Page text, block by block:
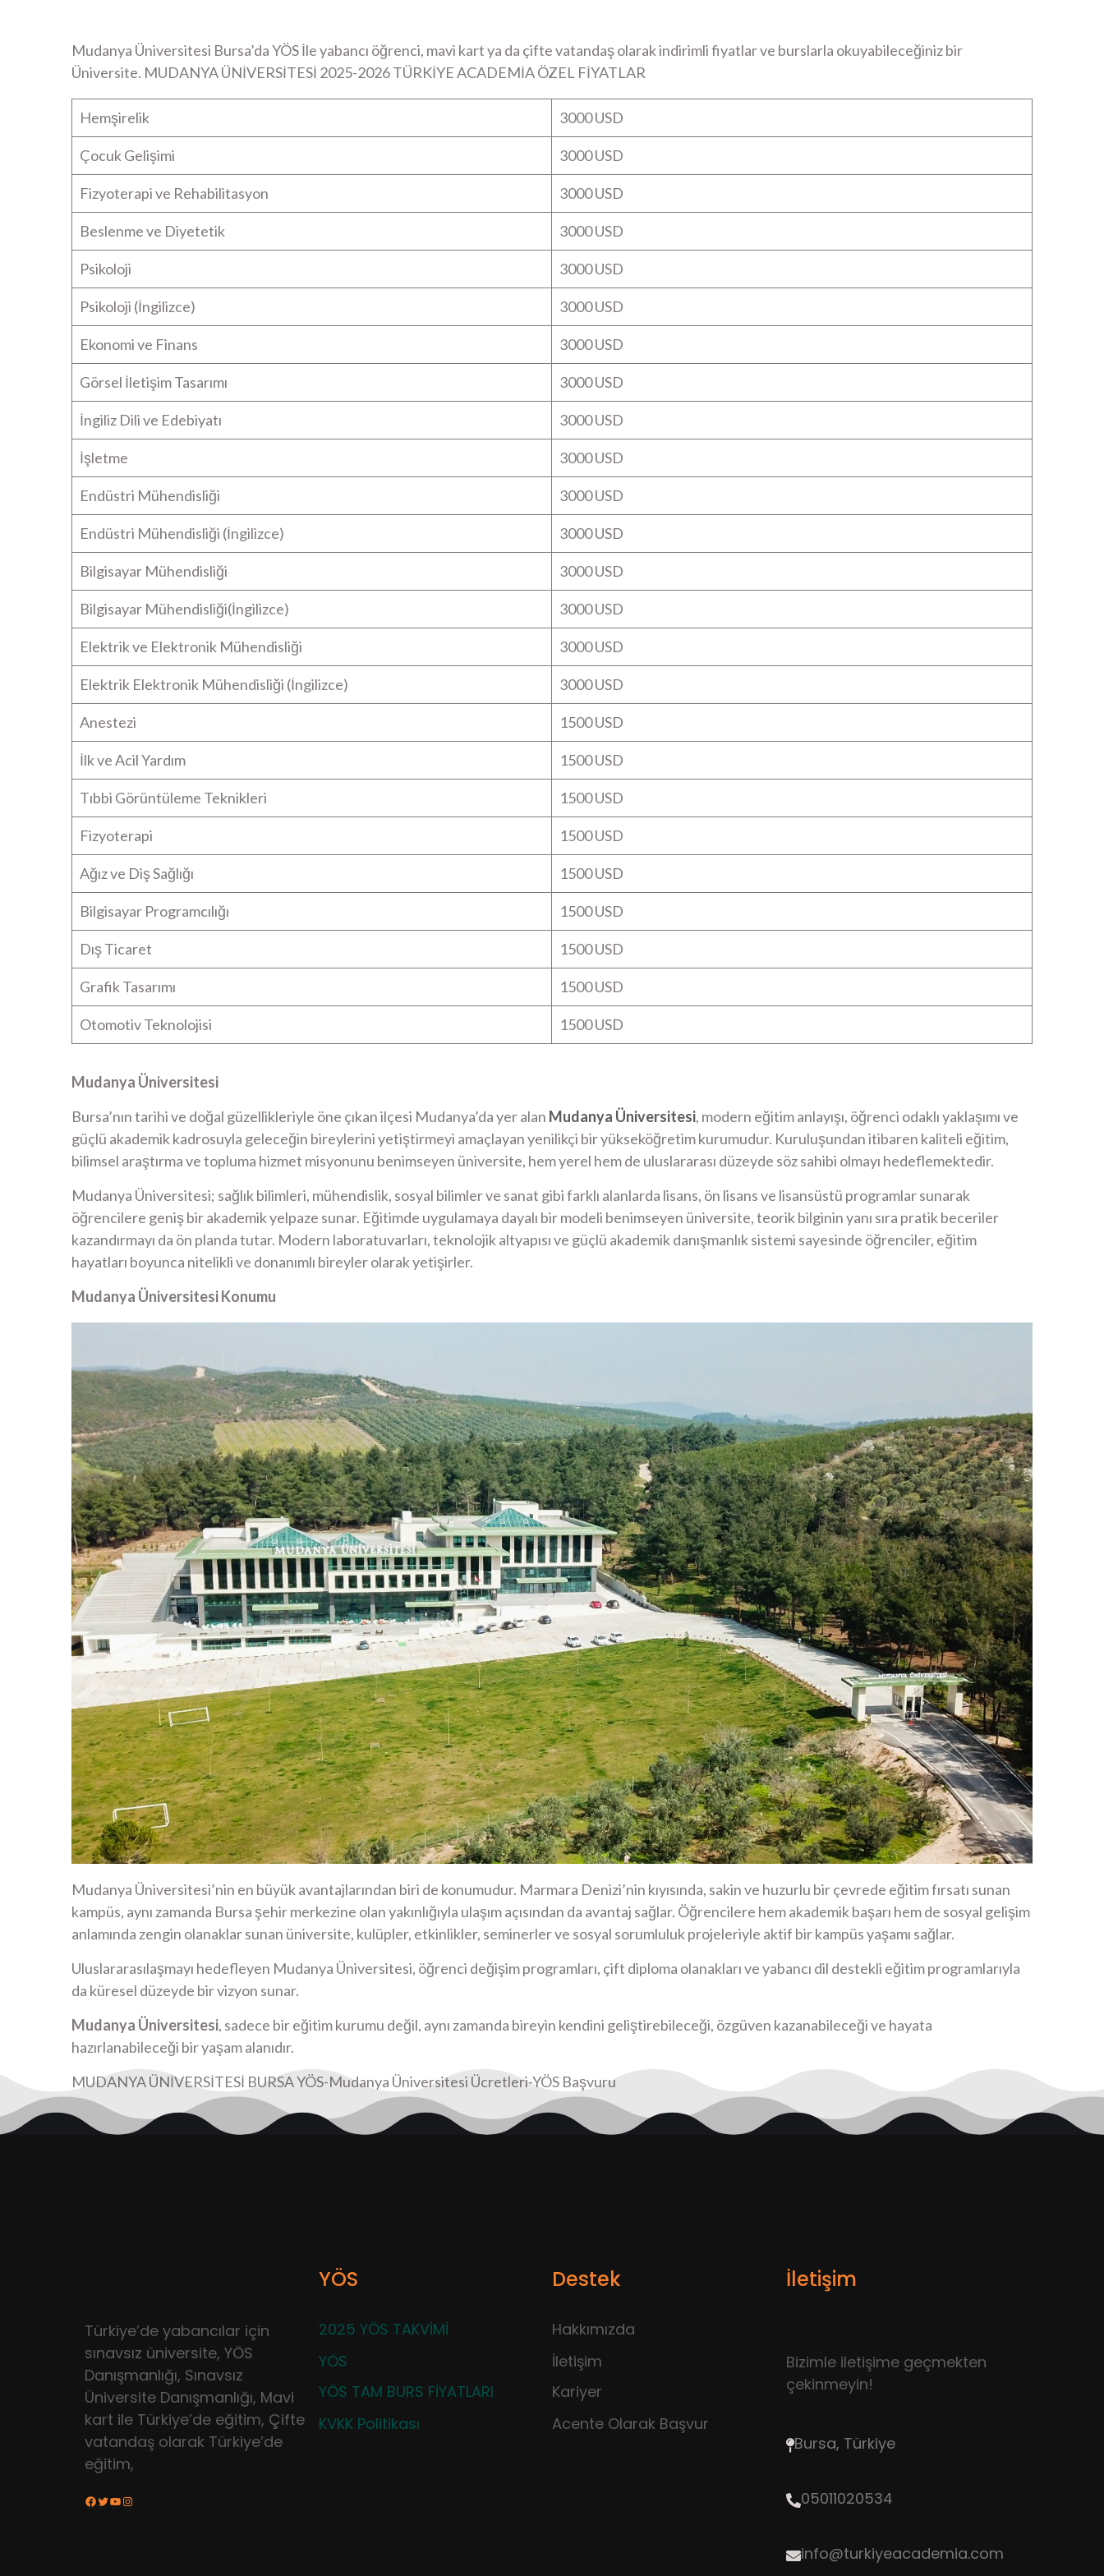
Mudanya Üniversitesi Bursa’da YÖS İle yabancı öğrenci, mavi kart ya da çifte vatandaş olarak indirimli fiyatlar ve burslarla okuyabileceğiniz bir
Üniversite. MUDANYA ÜNİVERSİTESİ 2025-2026 TÜRKİYE ACADEMİA ÖZEL FİYATLAR
Hemşirelik 3000 USD
Çocuk Gelişimi 3000 USD
Fizyoterapi ve Rehabilitasyon 3000 USD
Beslenme ve Diyetetik 3000 USD
Psikoloji 3000 USD
Psikoloji (İngilizce) 3000 USD
Ekonomi ve Finans 3000 USD
Görsel İletişim Tasarımı 3000 USD
İngiliz Dili ve Edebiyatı 3000 USD
İşletme 3000 USD
Endüstri Mühendisliği 3000 USD
Endüstri Mühendisliği (İngilizce) 3000 USD
Bilgisayar Mühendisliği 3000 USD
Bilgisayar Mühendisliği(İngilizce) 3000 USD
Elektrik ve Elektronik Mühendisliği 3000 USD
Elektrik Elektronik Mühendisliği (İngilizce) 3000 USD
Anestezi 1500 USD
İlk ve Acil Yardım 1500 USD
Tıbbi Görüntüleme Teknikleri 1500 USD
Fizyoterapi 1500 USD
Ağız ve Diş Sağlığı 1500 USD
Bilgisayar Programcılığı 1500 USD
Dış Ticaret 1500 USD
Grafik Tasarımı 1500 USD
Otomotiv Teknolojisi 1500 USD
Mudanya Üniversitesi
Bursa’nın tarihi ve doğal güzellikleriyle öne çıkan ilçesi Mudanya’da yer alan Mudanya Üniversitesi, modern eğitim anlayışı, öğrenci odaklı yaklaşımı ve
güçlü akademik kadrosuyla geleceğin bireylerini yetiştirmeyi amaçlayan yenilikçi bir yükseköğretim kurumudur. Kuruluşundan itibaren kaliteli eğitim,
bilimsel araştırma ve topluma hizmet misyonunu benimseyen üniversite, hem yerel hem de uluslararası düzeyde söz sahibi olmayı hedeflemektedir.
Mudanya Üniversitesi; sağlık bilimleri, mühendislik, sosyal bilimler ve sanat gibi farklı alanlarda lisans, ön lisans ve lisansüstü programlar sunarak
öğrencilere geniş bir akademik yelpaze sunar. Eğitimde uygulamaya dayalı bir modeli benimseyen üniversite, teorik bilginin yanı sıra pratik beceriler
kazandırmayı da ön planda tutar. Modern laboratuvarları, teknolojik altyapısı ve güçlü akademik danışmanlık sistemi sayesinde öğrenciler, eğitim
hayatları boyunca nitelikli ve donanımlı bireyler olarak yetişirler.
Mudanya Üniversitesi Konumu
Mudanya Üniversitesi’nin en büyük avantajlarından biri de konumudur. Marmara Denizi’nin kıyısında, sakin ve huzurlu bir çevrede eğitim fırsatı sunan
kampüs, aynı zamanda Bursa şehir merkezine olan yakınlığıyla ulaşım açısından da avantaj sağlar. Öğrencilere hem akademik başarı hem de sosyal gelişim
anlamında zengin olanaklar sunan üniversite, kulüpler, etkinlikler, seminerler ve sosyal sorumluluk projeleriyle aktif bir kampüs yaşamı sağlar.
Uluslararasılaşmayı hedefleyen Mudanya Üniversitesi, öğrenci değişim programları, çift diploma olanakları ve yabancı dil destekli eğitim programlarıyla
da küresel düzeyde bir vizyon sunar.
Mudanya Üniversitesi, sadece bir eğitim kurumu değil, aynı zamanda bireyin kendini geliştirebileceği, özgüven kazanabileceği ve hayata
hazırlanabileceği bir yaşam alanıdır.
MUDANYA ÜNİVERSİTESİ BURSA YÖS-Mudanya Üniversitesi Ücretleri-YÖS Başvuru
Türkiye’de yabancılar için
sınavsız üniversite, YÖS
Danışmanlığı, Sınavsız
Üniversite Danışmanlığı, Mavi
kart ile Türkiye’de eğitim, Çifte
vatandaş olarak Türkiye’de
eğitim,
Facebook Twitter YouTube Instagram
YÖS
2025 YÖS TAKVİMİ
YÖS
YÖS TAM BURS FİYATLARI
KVKK Politikası
Destek
Hakkımızda
İletişim
Kariyer
Acente Olarak Başvur
İletişim
Bizimle iletişime geçmekten
çekinmeyin!
Bursa, Türkiye
05011020534
info@turkiyeacademia.com